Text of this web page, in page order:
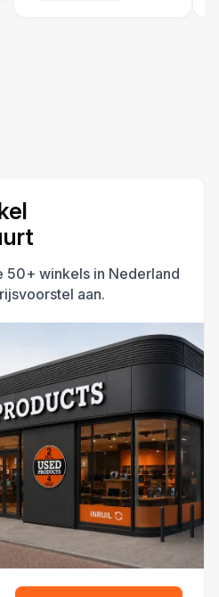
50+ winkels in Nederland
aan.